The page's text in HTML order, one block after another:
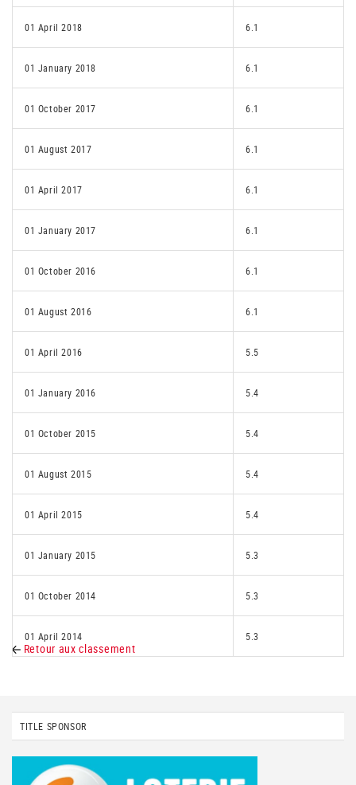
01 April 2018 6.1
01 January 2018 6.1
01 October 2017 6.1
01 August 2017 6.1
01 April 2017 6.1
01 January 2017 6.1
01 October 2016 6.1
01 August 2016 6.1
01 April 2016 5.5
01 January 2016 5.4
01 October 2015 5.4
01 August 2015 5.4
01 April 2015 5.4
01 January 2015 5.3
01 October 2014 5.3
01 April 2014 5.3
Retour aux classement
TITLE SPONSOR